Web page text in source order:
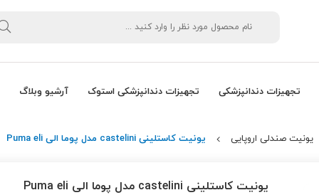
تجهیزات دندانپزشکی تجهیزات دندانپزشکی استوک آرشیو وبلاگ
یونیت صندلی اروپایی یونیت کاستلینی castelini مدل پوما الی Puma eli
یونیت کاستلینی castelini مدل پوما الی Puma eli